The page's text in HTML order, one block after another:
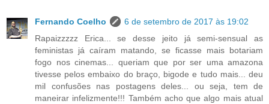
Fernando Coelho
6 de setembro de 2017 às 19:02
Rapaizzzzz Erica... se desse jeito já semi-sensual as
feministas já caíram matando, se ficasse mais botariam
fogo nos cinemas... queriam que por ser uma amazona
tivesse pelos embaixo do braço, bigode e tudo mais... deu
mil confusões nas postagens deles... ou seja, tem de
maneirar infelizmente!!! Também acho que algo mais atual